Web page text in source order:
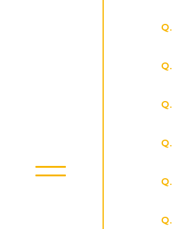
Q.
Q.
Q.
Q.
Q.
Q.